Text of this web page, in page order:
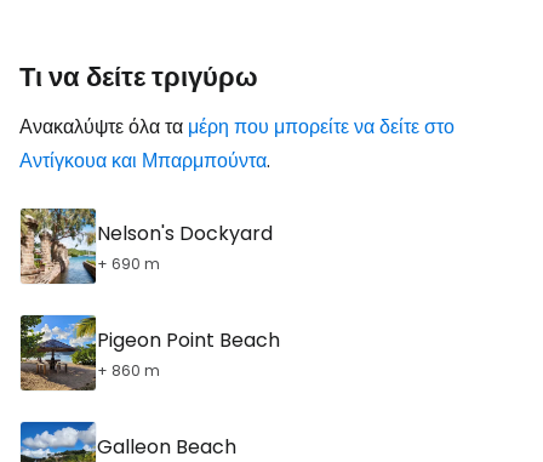
Τι να δείτε τριγύρω
Ανακαλύψτε όλα τα μέρη που μπορείτε να δείτε στο
Αντίγκουα και Μπαρμπούντα.
Nelson's Dockyard
+ 690 m
Pigeon Point Beach
+ 860 m
Galleon Beach